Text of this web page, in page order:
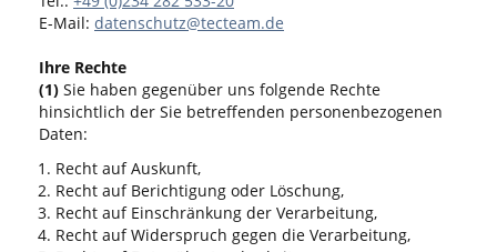
E-Mail: datenschutz@tecteam.de
Ihre Rechte
(1) Sie haben gegenüber uns folgende Rechte
hinsichtlich der Sie betreffenden personenbezogenen
Daten:
Recht auf Auskunft,
Recht auf Berichtigung oder Löschung,
Recht auf Einschränkung der Verarbeitung,
Recht auf Widerspruch gegen die Verarbeitung,